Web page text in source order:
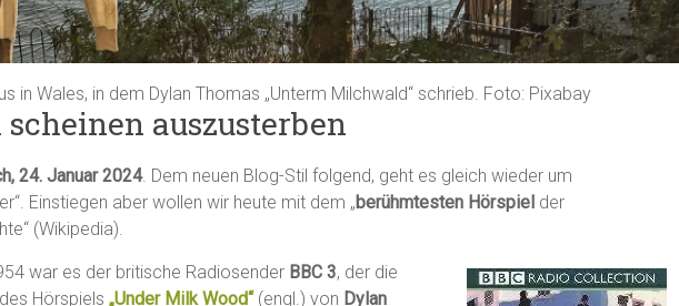
in Wales, in dem Dylan Thomas „Unterm Milchwald“ schrieb. Foto: Pixabay
auszusterben
24. Januar 2024. Dem neuen Blog-Stil folgend, geht es gleich wieder um
Einstiegen aber wollen wir heute mit dem „ berühmtesten Hörspiel der
(Wikipedia).
war es der britische Radiosender BBC 3, der die
Hörspiels „Under Milk Wood“ (engl.) von Dylan